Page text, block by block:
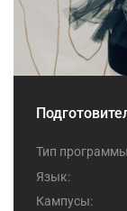
Тип
Язык:
Кампусы: